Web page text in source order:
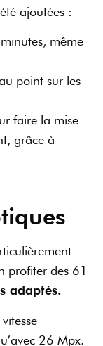
profiter des 61
adaptés.
26 Mpx.
va se
;